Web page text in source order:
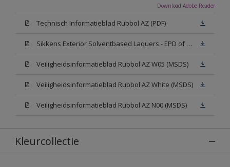
Download Adobe Reader
Technisch Informatieblad Rubbol AZ (PDF)
Sikkens Exterior Solventbased Laquers - EPD of Milieuproductverklaring
Veiligheidsinformatieblad Rubbol AZ W05 (MSDS)
Veiligheidsinformatieblad Rubbol AZ White (MSDS)
Veiligheidsinformatieblad Rubbol AZ N00 (MSDS)
Kleurcollectie